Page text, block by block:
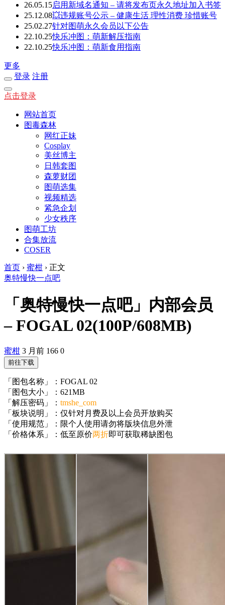
26.05.15启用新域名通知 – 请将发布页永久地址加入书签
25.12.08💥违规账号公示 – 健康生活 理性消费 珍惜账号
25.02.27针对图萌永久会员以下公告
22.10.25快乐冲图：萌新解压指南
22.10.25快乐冲图：萌新食用指南
更多
登录 注册
点击登录
网站首页
图毒森林
网红正妹
Cosplay
美丝博主
日韩套图
森萝财团
图萌选集
视频精选
紧急企划
少女秩序
图萌工坊
合集放流
COSER
首页 › 蜜柑 › 正文
奥特慢快一点吧
「奥特慢快一点吧」内部会员
– FOGAL 02(100P/608MB)
蜜柑 3 月前 166 0
前往下载
「图包名称」：FOGAL 02
「图包大小」：621MB
「解压密码」： tmshe_com
「板块说明」：仅针对月费及以上会员开放购买
「使用规范」：限个人使用请勿将版块信息外泄
「价格体系」：低至原价两折即可获取稀缺图包